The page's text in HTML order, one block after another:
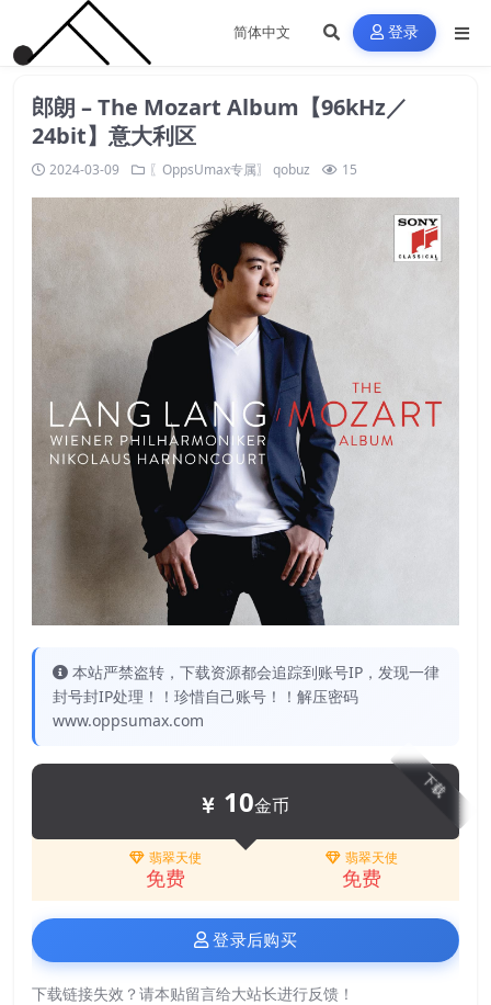
登录
郎朗 – The Mozart Album【96kHz／
24bit】意大利区
2024-03-09 〖OppsUmax专属〗 qobuz 15
本站严禁盗转，下载资源都会追踪到账号IP，发现一律
封号封IP处理！！珍惜自己账号！！解压密码
www.oppsumax.com
下载
10金币
翡翠天使
免费
翡翠天使
免费
登录后购买
下载链接失效？请本贴留言给大站长进行反馈！